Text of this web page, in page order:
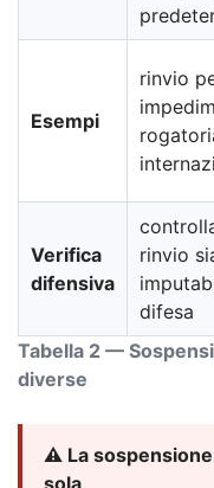
Tabella 2 —
diverse
Esempi
rinvio
Verifica
difensiva
rinvio
difesa
⚠️ La
sola